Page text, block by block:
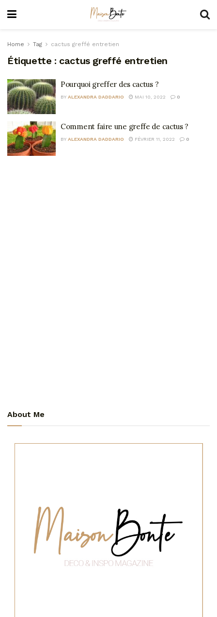
Home Tag cactus greffé entretien
Étiquette : cactus greffé entretien
Pourquoi greffer des cactus ?
BY ALEXANDRA DADDARIO MAI 10, 2022 0
Comment faire une greffe de cactus ?
BY ALEXANDRA DADDARIO FÉVRIER 11, 2022 0
About Me